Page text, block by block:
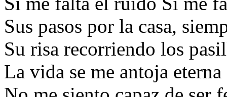
Sus pasos por la casa,
Su risa recorriendo los
La vida se me antoja eterna